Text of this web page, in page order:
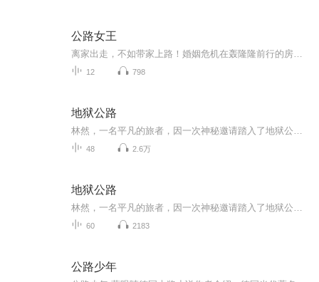
公路女王
12 798
地狱公路
48 2.6万
地狱公路
60 2183
公路少年